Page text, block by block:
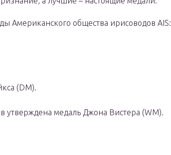
Американского общества ирисоводов AIS:
(DM).
утверждена медаль Джона Вистера (WM).